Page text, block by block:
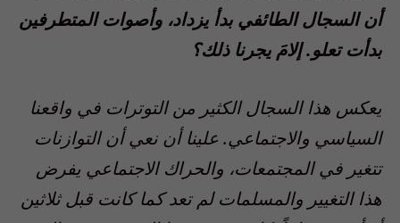
أن السجال الطائفي بدأ يزداد، وأصوات المتطرفين
بدأت تعلو. إلامَ يجرنا ذلك؟
يعكس هذا السجال الكثير من التوترات في واقعنا
السياسي والاجتماعي. علينا أن نعي أن التوازنات
تتغير في المجتمعات، والحراك الاجتماعي يفرض
هذا التغيير والمسلمات لم تعد كما كانت قبل ثلاثين